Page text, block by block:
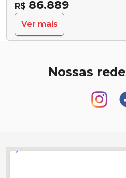
R$ 86.889
Ver mais
Nossas